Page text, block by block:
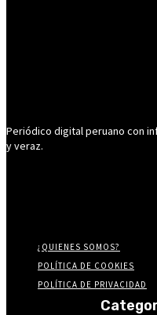
Periódico digital peruano con
y veraz.
¿QUIENES SOMOS?
POLÍTICA DE COOKIES
POLÍTICA DE PRIVACIDAD